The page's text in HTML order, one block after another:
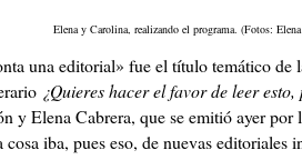
Elena y Carolina, realizando el programa. (Fotos: Elena
una editorial» fue el título temático de
¿Quieres hacer el favor de leer
y Elena Cabrera, que se emitió ayer por
iba, pues eso, de nuevas editoriales